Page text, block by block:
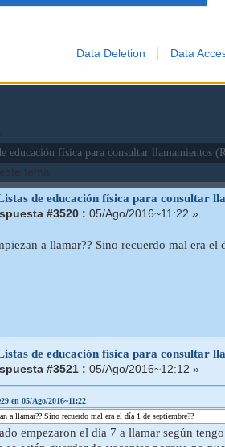
Data Deletion Data
PROCEDIMENTO
educación física para consultar llamamientos
tema.
de educación física para consultar
#3520 : 05/Ago/2016~11:22 »
a llamar?? Sino recuerdo mal era el
de educación física para consultar
#3521 : 05/Ago/2016~12:12 »
en 05/Ago/2016~11:22
a llamar?? Sino recuerdo mal era el día 1 de septiembre??
empezaron el día 7 a llamar según